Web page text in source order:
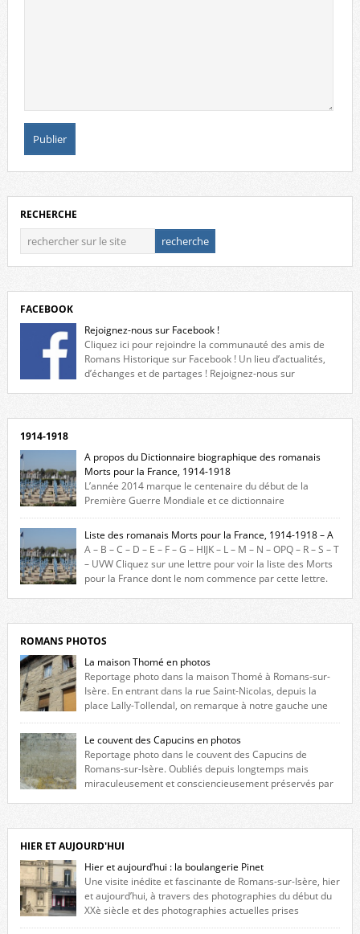
RECHERCHE
FACEBOOK
Rejoignez-nous sur Facebook !
Cliquez ici pour rejoindre la communauté des amis de
Romans Historique sur Facebook ! Un lieu d’actualités,
d’échanges et de partages ! Rejoignez-nous sur
1914-1918
A propos du Dictionnaire biographique des romanais
Morts pour la France, 1914-1918
L’année 2014 marque le centenaire du début de la
Première Guerre Mondiale et ce dictionnaire
biographique veut rendre hommage aux romanais Morts pour la
France durant ce conflit. La base de cette recherche historique est
constituée des noms gravés sur les plaques commémoratives de
l’Hôtel de Ville, du lycée du Dauphiné et du lycée Triboulet, […]
Liste des romanais Morts pour la France, 1914-1918 – A
A – B – C – D – E – F – G – HIJK – L – M – N – OPQ – R – S – T
– UVW Cliquez sur une lettre pour voir la liste des Morts
pour la France dont le nom commence par cette lettre.
ROMANS PHOTOS
La maison Thomé en photos
Reportage photo dans la maison Thomé à Romans-sur-
Isère. En entrant dans la rue Saint-Nicolas, depuis la
place Lally-Tollendal, on remarque à notre gauche une
maison construite au XVIè siècle. Les deux façades sont ornées de
fenêtres jumelles à meneaux. Entre ces deux étages, on peut voir une
niche qui contient une statue de la Vierge. […]
Le couvent des Capucins en photos
Reportage photo dans le couvent des Capucins de
Romans-sur-Isère. Oubliés depuis longtemps mais
miraculeusement et consciencieusement préservés par
l’histoire de la redécouverte de vestiges du couvent des Capucins ! Petit
retour sur l’histoire […]
HIER ET AUJOURD'HUI
Hier et aujourd’hui : la boulangerie Pinet
Une visite inédite et fascinante de Romans-sur-Isère, hier
et aujourd’hui, à travers des photographies du début du
XXè siècle et des photographies actuelles prises
exactement dans le même cadre ! A l’angle de la place Jean Jaurès et de